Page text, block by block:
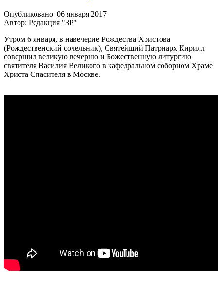
Опубликовано: 06 января 2017
Автор: Редакция "ЗР"
Утром 6 января, в навечерие Рождества Христова
(Рождественский сочельник), Святейший Патриарх Кирилл
совершил великую вечерню и Божественную литургию
святителя Василия Великого в кафедральном соборном Храме
Христа Спасителя в Москве.